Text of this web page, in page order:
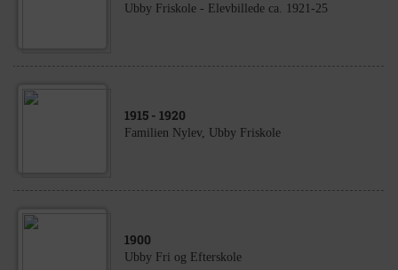
Ubby Friskole - Elevbillede ca. 1921-25
1915 - 1920
Familien Nylev, Ubby Friskole
1900
Ubby Fri og Efterskole